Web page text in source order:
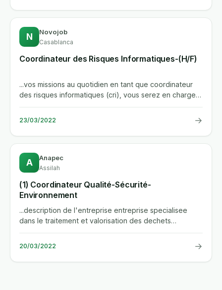
N Novojob
Casablanca
Coordinateur des Risques Informatiques-(H/F)
...vos missions au quotidien en tant que coordinateur
des risques informatiques (cri), vous serez en charge
de s'assurer...
23/03/2022 →
A Anapec
Assilah
(1) Coordinateur Qualité-Sécurité-
Environnement
...description de l'entreprise entreprise specialisee
dans le traitement et valorisation des dechets
metalliques ferreux...
20/03/2022 →